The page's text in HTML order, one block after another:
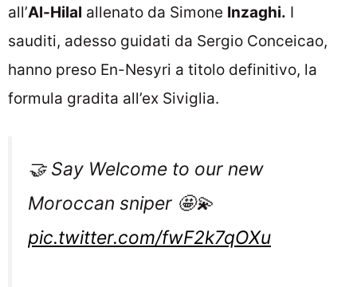
all’Al-Hilal allenato da Simone Inzaghi. I
sauditi, adesso guidati da Sergio Conceicao,
hanno preso En-Nesyri a titolo definitivo, la
formula gradita all’ex Siviglia.
🤝 Say Welcome to our new
Moroccan sniper 🤩💫
pic.twitter.com/fwF2k7qOXu